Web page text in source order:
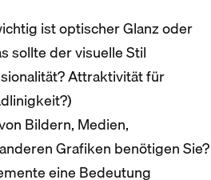
ist optischer Glanz oder
sollte der visuelle Stil
Attraktivität für
Bildern, Medien,
Grafiken benötigen Sie?
eine Bedeutung